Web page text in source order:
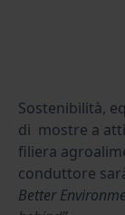
Sostenibilità,
di mostre a
filiera
conduttore
Better